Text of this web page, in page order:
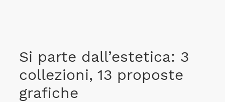
Si parte dall’estetica: 3
collezioni, 13 proposte
grafiche